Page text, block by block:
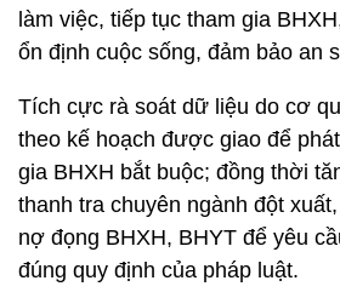
làm việc, tiếp tục tham gia
ổn định cuộc sống, đảm bảo an
Tích cực rà soát dữ liệu do cơ
theo kế hoạch được giao để
gia BHXH bắt buộc; đồng thời
thanh tra chuyên ngành đột
nợ đọng BHXH, BHYT để yêu
đúng quy định của pháp luật.